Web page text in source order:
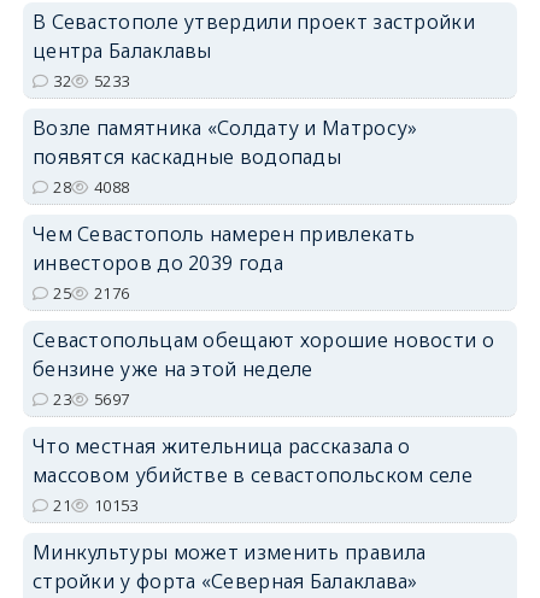
В Севастополе утвердили проект застройки
центра Балаклавы
32 5233
Возле памятника «Солдату и Матросу»
появятся каскадные водопады
28 4088
Чем Севастополь намерен привлекать
инвесторов до 2039 года
25 2176
Севастопольцам обещают хорошие новости о
бензине уже на этой неделе
23 5697
Что местная жительница рассказала о
массовом убийстве в севастопольском селе
21 10153
Минкультуры может изменить правила
стройки у форта «Северная Балаклава»